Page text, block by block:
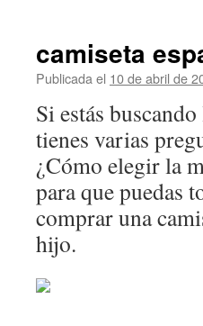
camiseta
Publicada el 10 de abril de
Si estás
tienes varias
¿Cómo elegir la
para que puedas
comprar una
hijo.